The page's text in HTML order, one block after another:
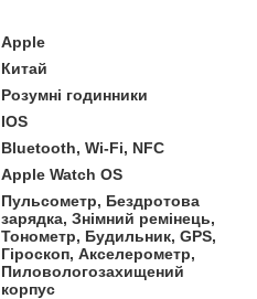
Apple
Китай
Розумні годинники
IOS
Bluetooth, Wi-Fi, NFC
Apple Watch OS
Пульсометр, Бездротова
зарядка, Знімний ремінець,
Тонометр, Будильник, GPS,
Гіроскоп, Акселерометр,
Пиловологозахищений
корпус